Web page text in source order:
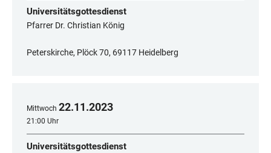
Universitätsgottesdienst
Pfarrer Dr. Christian König
Peterskirche, Plöck 70, 69117 Heidelberg
Mittwoch 22.11.2023
21:00 Uhr
Universitätsgottesdienst